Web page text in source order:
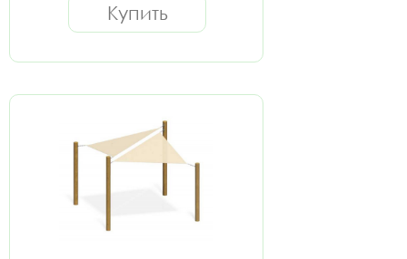
Купить